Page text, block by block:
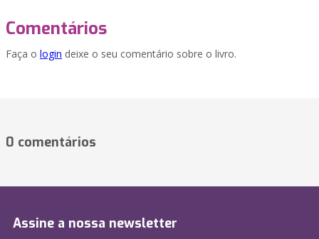
Comentários
Faça o login deixe o seu comentário sobre o livro.
0 comentários
Assine a nossa newsletter